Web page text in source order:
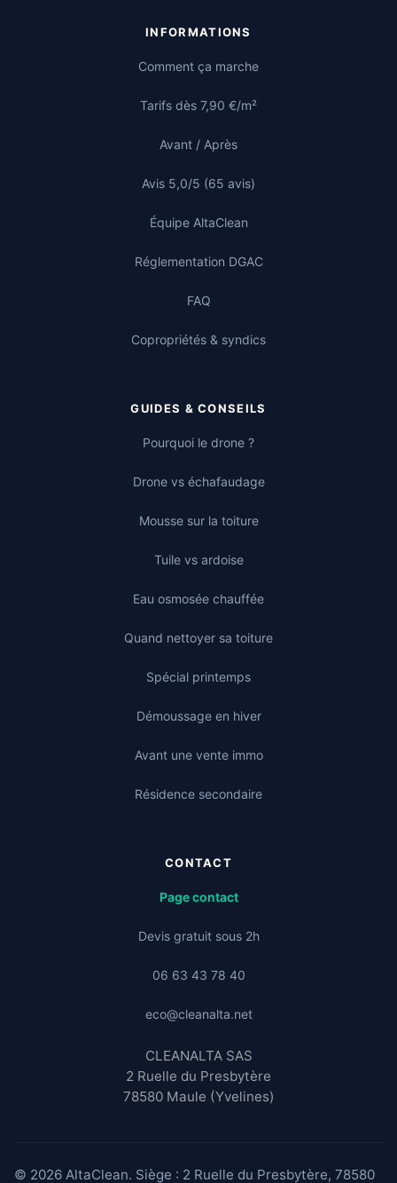
INFORMATIONS
Comment ça marche
Tarifs dès 7,90 €/m²
Avant / Après
Avis 5,0/5 (65 avis)
Équipe AltaClean
Réglementation DGAC
FAQ
Copropriétés & syndics
GUIDES & CONSEILS
Pourquoi le drone ?
Drone vs échafaudage
Mousse sur la toiture
Tuile vs ardoise
Eau osmosée chauffée
Quand nettoyer sa toiture
Spécial printemps
Démoussage en hiver
Avant une vente immo
Résidence secondaire
CONTACT
Page contact
Devis gratuit sous 2h
06 63 43 78 40
eco@cleanalta.net
CLEANALTA SAS
2 Ruelle du Presbytère
78580 Maule (Yvelines)
© 2026 AltaClean. Siège : 2 Ruelle du Presbytère, 78580